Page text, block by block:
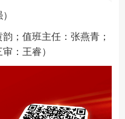
；值班主任：张燕青；
：王睿）